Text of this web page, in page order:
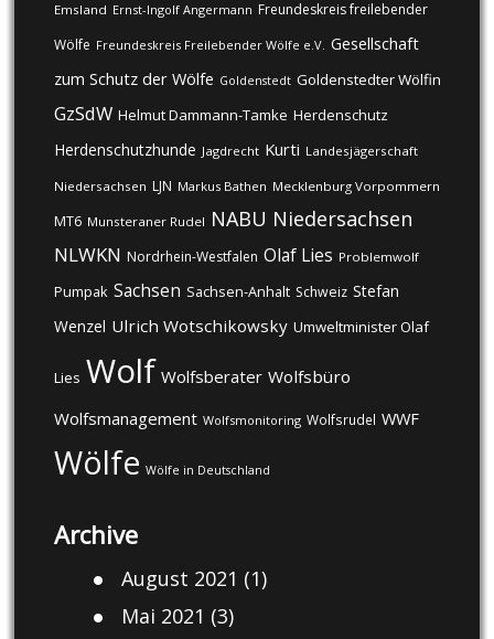
Emsland Ernst-Ingolf Angermann Freundeskreis freilebender
Wölfe Freundeskreis Freilebender Wölfe e.V. Gesellschaft
zum Schutz der Wölfe Goldenstedt Goldenstedter Wölfin
GzSdW Helmut Dammann-Tamke Herdenschutz
Herdenschutzhunde Jagdrecht Kurti Landesjägerschaft
Niedersachsen LJN Markus Bathen Mecklenburg Vorpommern
MT6 Munsteraner Rudel NABU Niedersachsen
NLWKN Nordrhein-Westfalen Olaf Lies Problemwolf
Pumpak Sachsen Sachsen-Anhalt Schweiz Stefan
Wenzel Ulrich Wotschikowsky Umweltminister Olaf
Lies Wolf Wolfsberater Wolfsbüro
Wolfsmanagement Wolfsmonitoring Wolfsrudel WWF
Wölfe Wölfe in Deutschland
Archive
August 2021 (1)
Mai 2021 (3)